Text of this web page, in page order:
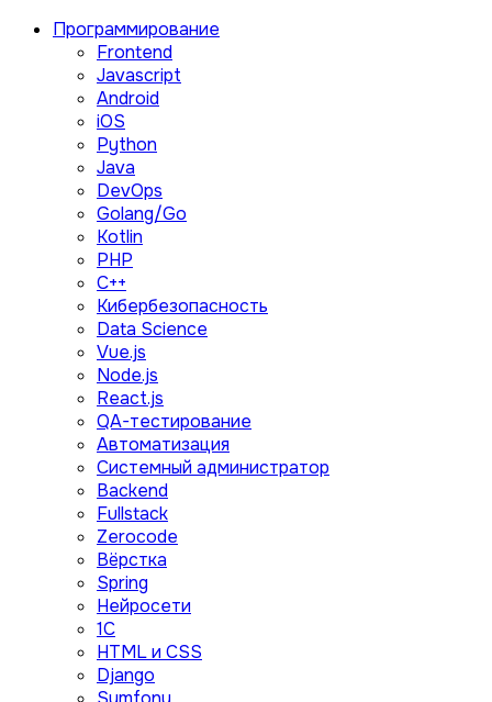
Программирование
Frontend
Javascript
Android
iOS
Python
Java
DevOps
Golang/Go
Kotlin
PHP
C++
Кибербезопасность
Data Science
Vue.js
Node.js
React.js
QA-тестирование
Автоматизация
Системный администратор
Backend
Fullstack
Zerocode
Вёрстка
Spring
Нейросети
1C
HTML и CSS
Django